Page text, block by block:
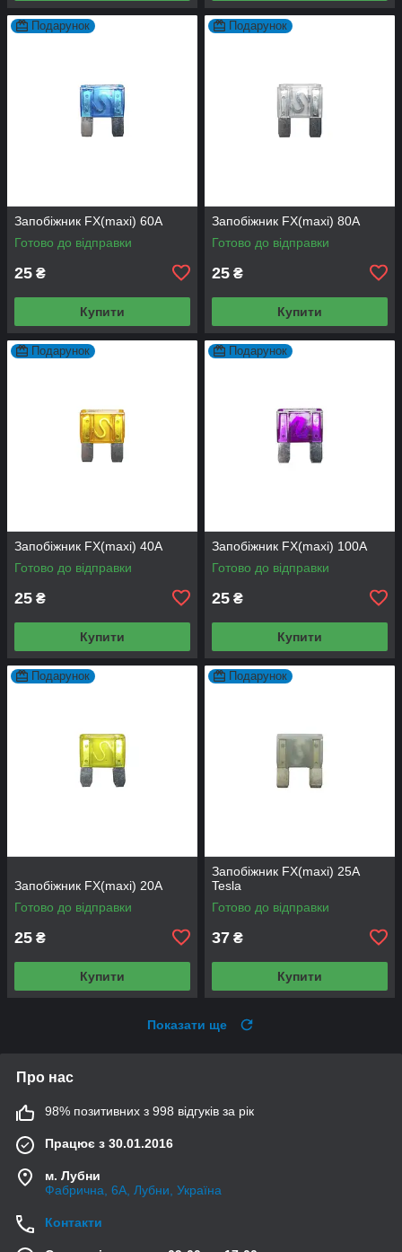
Подарунок
Запобіжник FX(maxi) 60А
Готово до відправки
25 ₴
Купити
Подарунок
Запобіжник FX(maxi) 80А
Готово до відправки
25 ₴
Купити
Подарунок
Запобіжник FX(maxi) 40А
Готово до відправки
25 ₴
Купити
Подарунок
Запобіжник FX(maxi) 100А
Готово до відправки
25 ₴
Купити
Подарунок
Запобіжник FX(maxi) 20А
Готово до відправки
25 ₴
Купити
Подарунок
Запобіжник FX(maxi) 25А
Tesla
Готово до відправки
37 ₴
Купити
Показати ще
Про нас
98% позитивних з 998 відгуків за рік
Працює з 30.01.2016
м. Лубни
Фабрична, 6А, Лубни, Україна
Контакти